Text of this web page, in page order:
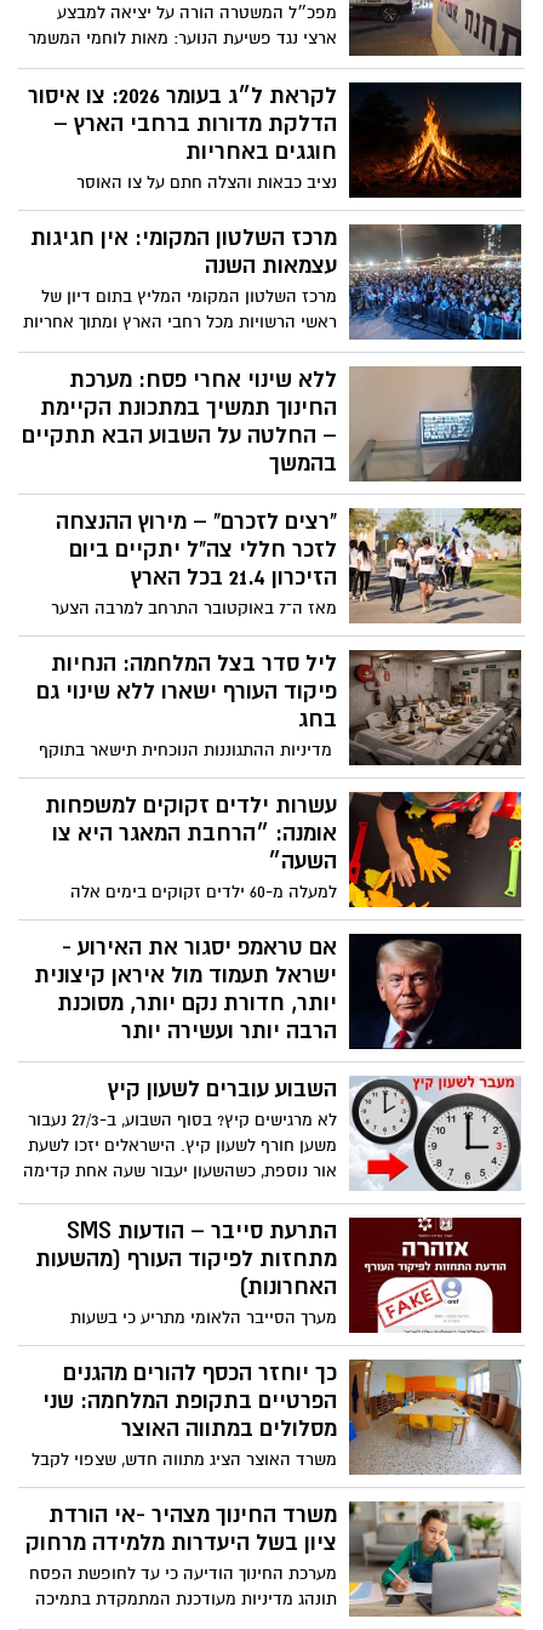
מפכ״ל המשטרה הורה על יציאה למבצע
ארצי נגד פשיעת הנוער: מאות לוחמי המשמר
הלאומי של מג״ב, תגבור כוחות בשטח, פריסה
רחבה במוקדי חיכוך ופעילות ממוקדת נגד
מחוללי פשיעה
לקראת ל״ג בעומר 2026: צו איסור
הדלקת מדורות ברחבי הארץ –
חוגגים באחריות
נציב כבאות והצלה חתם על צו האוסר
הדלקת מדורות והבערת אש בכל רחבי הארץ,
החל מתאריך 3 במאי ועד ל-30 ביוני בחצות.
ההחלטה התקבלה בשל תנאים קיצוניים
להתפתחות שריפות, לצד שיקולי בטיחות
והגנה על היערות והשטחים הפתוחים.
מרכז השלטון המקומי: אין חגיגות
עצמאות השנה
מרכז השלטון המקומי המליץ בתום דיון של
ראשי הרשויות מכל רחבי הארץ ומתוך אחריות
לשלום הציבור ובהתאם למצב הביטחוני
והנחיות פיקוד העורף, לצד סולידריות עם
תושבי הצפון, הוחלט על דחיית אירועי יום
העצמאות ההמוניים וקיום טקסים קהילתיים
מצומצמים
ללא שינוי אחרי פסח: מערכת
החינוך תמשיך במתכונת הקיימת
– החלטה על השבוע הבא תתקיים
בהמשך
ביום חמישי ושישי הקרובים הלימודים יתקיימו
בהתאם למתווה של ערב החג ובכפוף להנחיות
פיקוד העורף; במקביל נבחנת חזרה הדרגתית
ללמידה פיזית בהיקף של עד 50%
"רצים לזכרם" – מירוץ ההנצחה
לזכר חללי צה"ל יתקיים ביום
הזיכרון 21.4 בכל הארץ
מאז ה־7 באוקטובר התרחב למרבה הצער
מעגל השכול בישראל, כאשר חיילים וחיילות
נוספים נפלו בהגנה על המולדת. ביום הזיכרון
הקרוב מוזמנים אזרחי ישראל להשתתף
במיזם ההנצחה "רצים לזכרם" שיתקיים
לזכר יקיריהם ולזכרם של כלל חללי מערכות
ליל סדר בצל המלחמה: הנחיות
פיקוד העורף ישארו ללא שינוי גם
בחג
מדיניות ההתגוננות הנוכחית תישאר בתוקף
ותחול גם במהלך ערב ליל הסדר. ההנחיות
הוארכו ללא שינוי עד ליום שבת, 4 באפריל
2026, בשעה 20:00. בפיקוד העורף מציינים כי
ימשיכו לבחון בימים הקרובים התאמות
הנדרש בין הצלת חיים לבין קיום שגרת חירום.
המדיניות תעודכן ותפורסם לציבור.
עשרות ילדים זקוקים למשפחות
אומנה: ״הרחבת המאגר היא צו
השעה״
למעלה מ-60 ילדים זקוקים בימים אלה
למשפחות אומנה ונמצאים בינתיים במסגרות
חירום; בארגוני האומנה מעריכים כי המספר
צפוי לזנק עם התייצבות המצב הביטחוני
אם טראמפ יסגור את האירוע -
ישראל תעמוד מול איראן קיצונית
יותר, חדורת נקם יותר, מסוכנת
הרבה יותר ועשירה יותר
אם חלילה המלחמה תסתיים ללא תבוסת
איראן, האליטה האיראנית השלטת תתחיל
להכין את עצמה מידית לנקמה שלה בישראל
– במטרה לממש את המחויבות האידיאולוגית
שלה, בת 47 השנים לחיסולה. השאלה האם
לקראת תקיפה אגרסיבית יותר בשבוע הבא?
ואם האירוע יסגר - האם איראן, כשסין לצידה,
תשמור לעצמה את האורניום שיוביל אותה תוך
זמן קצר של שבועות עד חודשים לפצצה
גרעינית?
השבוע עוברים לשעון קיץ
לא מרגישים קיץ? בסוף השבוע, ב-27/3 נעבור
משען חורף לשעון קיץ. הישראלים יזכו לשעת
אור נוספת, כשהשעון יעבור שעה אחת קדימה
התרעת סייבר – הודעות SMS
מתחזות לפיקוד העורף (מהשעות
האחרונות)
מערך הסייבר הלאומי מתריע כי בשעות
האחרונות מופצות הודעות SMS המתחזות
להודעות רשמיות של פיקוד העורף
כך יוחזר הכסף להורים מהגנים
הפרטיים בתקופת המלחמה: שני
מסלולים במתווה האוצר
משרד האוצר הציג מתווה חדש, שצפוי לקבל
אישור בקרוב, ומציע שני מסלולים
להתמודדות עם המשבר במעונות היום והגנים
הפרטיים שנסגרו מאז פרוץ המלחמה עם
והמסגרות אינן פועלות.
משרד החינוך מצהיר -אי הורדת
ציון בשל היעדרות מלמידה מרחוק
מערכת החינוך הודיעה כי עד לחופשת הפסח
תונהג מדיניות מעודכנת המתמקדת בתמיכה
אישית בתלמידים ובהתחשבות במצבים